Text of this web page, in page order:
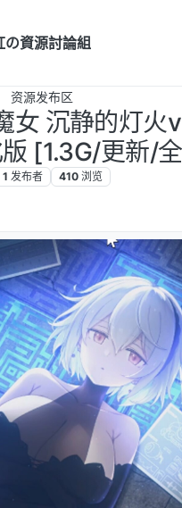
の資源討論組
资源发布区
女 沉静的灯火
[1.3G/更新/
1 发布者 410 浏览
午12:53